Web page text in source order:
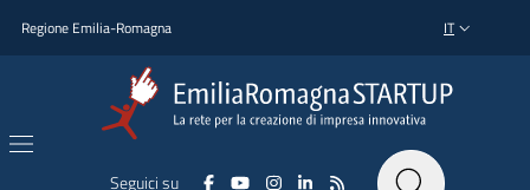
Regione Emilia-Romagna SELETTORE
IT
Seguici su